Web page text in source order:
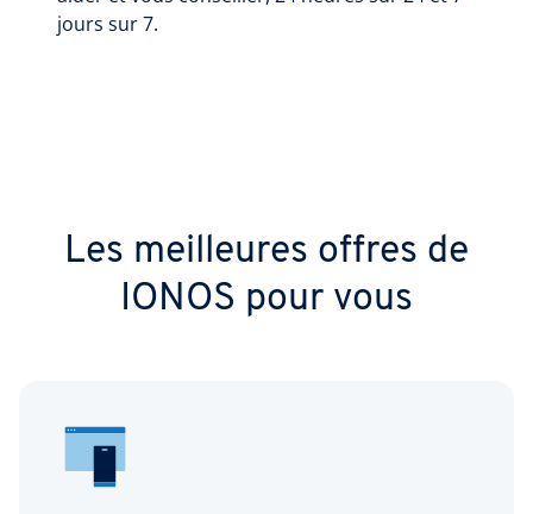
jours sur 7.
Les meilleures offres de
IONOS pour vous